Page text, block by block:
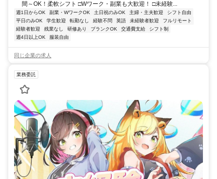
間～OK！柔軟シフト □Wワーク・副業も大歓迎！ □未経験...
週1日からOK 副業・WワークOK 土日祝のみOK 主婦・主夫歓迎
シフト自由
平日のみOK
学生歓迎 転勤なし 経験不問 英語 未経験者歓迎
フルリモート
経験者歓迎
残業なし 研修あり ブランクOK 交通費支給
シフト制
週4日以上OK
服装自由
同じ企業の求人
業務委託